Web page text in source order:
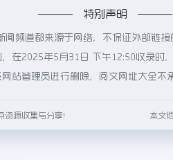
特别声明
闻频道都来源于网络，不保证外部链
在2025年5月31日 下午12:50收录时
站管理员进行删除，阅文网址大全不
源收集与分享！ 本文